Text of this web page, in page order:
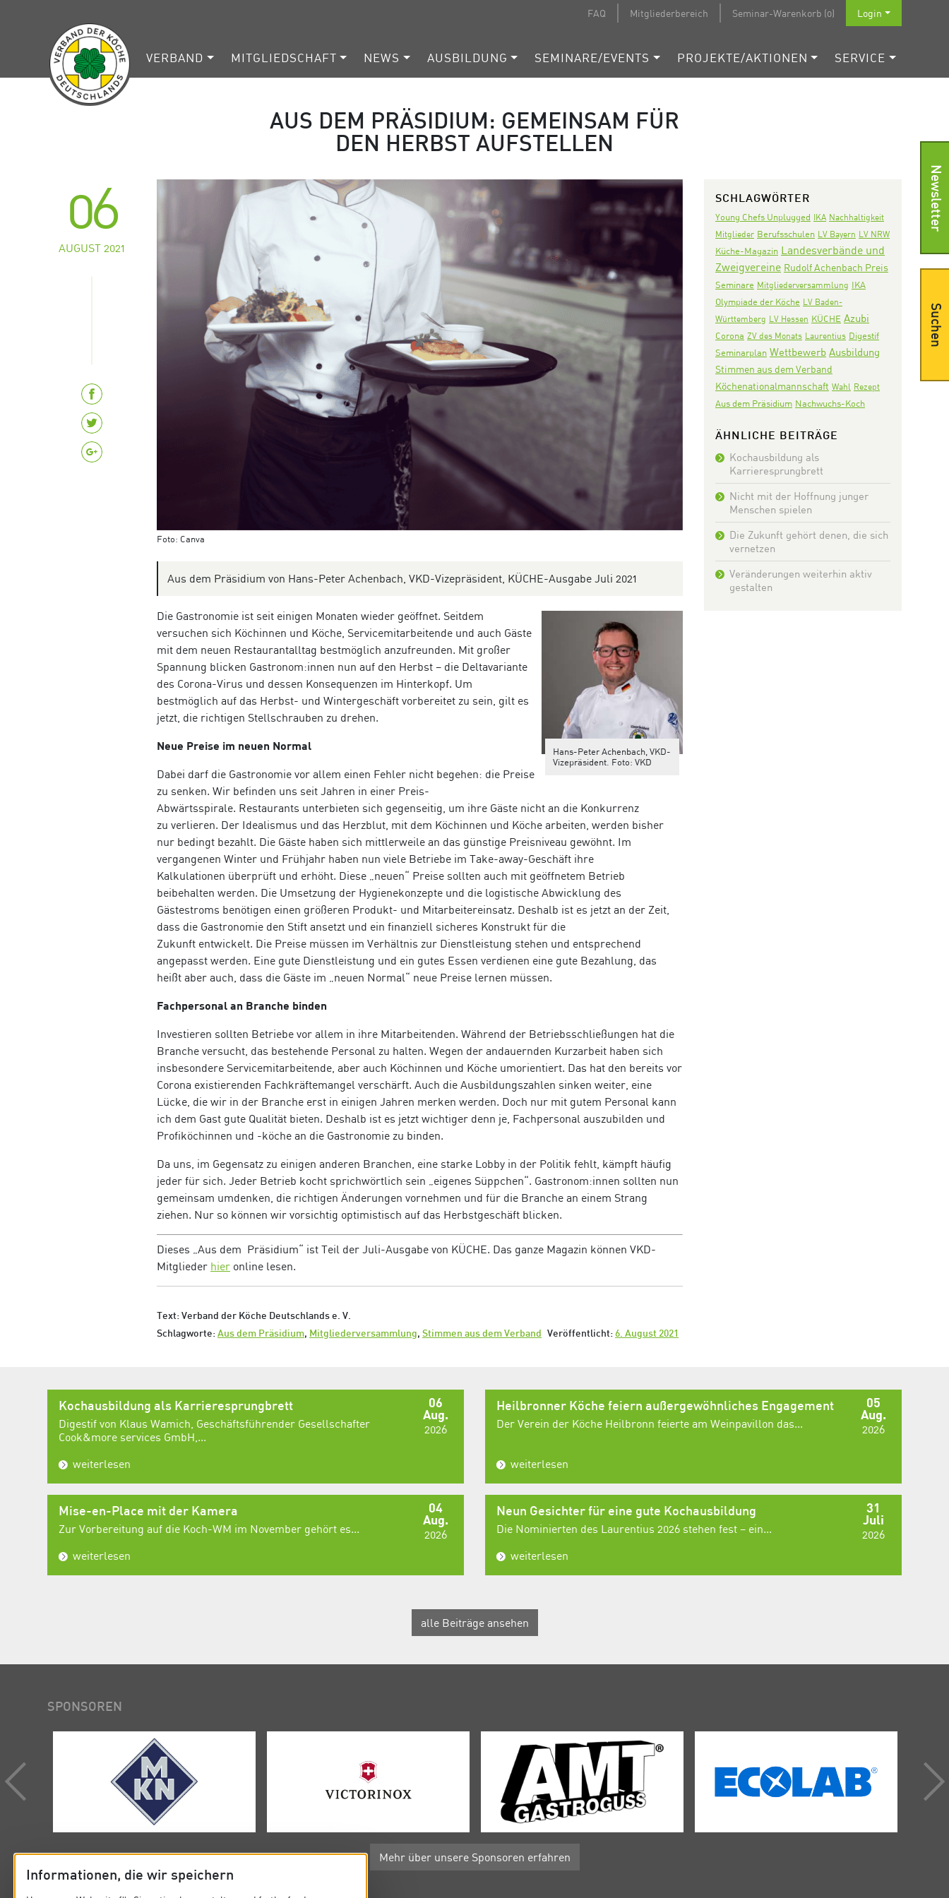
FAQ Mitgliederbereich Seminar-Warenkorb (0) Login
VERBAND MITGLIEDSCHAFT NEWS AUSBILDUNG SEMINARE/EVENTS PROJEKTE/AKTIONEN SERVICE
AUS DEM PRÄSIDIUM: GEMEINSAM FÜR
DEN HERBST AUFSTELLEN
06
AUGUST 2021
Foto: Canva
Aus dem Präsidium von Hans-Peter Achenbach, VKD-Vizepräsident, KÜCHE-Ausgabe Juli 2021
Hans-Peter Achenbach, VKD-
Vizepräsident. Foto: VKD
Die Gastronomie ist seit einigen Monaten wieder geöffnet. Seitdem
versuchen sich Köchinnen und Köche, Servicemitarbeitende und auch Gäste
mit dem neuen Restaurantalltag bestmöglich anzufreunden. Mit großer
Spannung blicken Gastronom:innen nun auf den Herbst – die Deltavariante
des Corona-Virus und dessen Konsequenzen im Hinterkopf. Um
bestmöglich auf das Herbst- und Wintergeschäft vorbereitet zu sein, gilt es
jetzt, die richtigen Stellschrauben zu drehen.
Neue Preise im neuen Normal
Dabei darf die Gastronomie vor allem einen Fehler nicht begehen: die Preise
zu senken. Wir befinden uns seit Jahren in einer Preis-
Abwärtsspirale. Restaurants unterbieten sich gegenseitig, um ihre Gäste nicht an die Konkurrenz
zu verlieren. Der Idealismus und das Herzblut, mit dem Köchinnen und Köche arbeiten, werden bisher
nur bedingt bezahlt. Die Gäste haben sich mittlerweile an das günstige Preisniveau gewöhnt. Im
vergangenen Winter und Frühjahr haben nun viele Betriebe im Take-away-Geschäft ihre
Kalkulationen überprüft und erhöht. Diese „neuen“ Preise sollten auch mit geöffnetem Betrieb
beibehalten werden. Die Umsetzung der Hygienekonzepte und die logistische Abwicklung des
Gästestroms benötigen einen größeren Produkt- und Mitarbeitereinsatz. Deshalb ist es jetzt an der Zeit,
dass die Gastronomie den Stift ansetzt und ein finanziell sicheres Konstrukt für die
Zukunft entwickelt. Die Preise müssen im Verhältnis zur Dienstleistung stehen und entsprechend
angepasst werden. Eine gute Dienstleistung und ein gutes Essen verdienen eine gute Bezahlung, das
heißt aber auch, dass die Gäste im „neuen Normal“ neue Preise lernen müssen.
Fachpersonal an Branche binden
Investieren sollten Betriebe vor allem in ihre Mitarbeitenden. Während der Betriebsschließungen hat die
Branche versucht, das bestehende Personal zu halten. Wegen der andauernden Kurzarbeit haben sich
insbesondere Servicemitarbeitende, aber auch Köchinnen und Köche umorientiert. Das hat den bereits vor
Corona existierenden Fachkräftemangel verschärft. Auch die Ausbildungszahlen sinken weiter, eine
Lücke, die wir in der Branche erst in einigen Jahren merken werden. Doch nur mit gutem Personal kann
ich dem Gast gute Qualität bieten. Deshalb ist es jetzt wichtiger denn je, Fachpersonal auszubilden und
Profiköchinnen und -köche an die Gastronomie zu binden.
Da uns, im Gegensatz zu einigen anderen Branchen, eine starke Lobby in der Politik fehlt, kämpft häufig
jeder für sich. Jeder Betrieb kocht sprichwörtlich sein „eigenes Süppchen“. Gastronom:innen sollten nun
gemeinsam umdenken, die richtigen Änderungen vornehmen und für die Branche an einem Strang
ziehen. Nur so können wir vorsichtig optimistisch auf das Herbstgeschäft blicken.
Dieses „Aus dem Präsidium“ ist Teil der Juli-Ausgabe von KÜCHE. Das ganze Magazin können VKD-
Mitglieder hier online lesen.
Text: Verband der Köche Deutschlands e. V.
Schlagworte: Aus dem Präsidium, Mitgliederversammlung, Stimmen aus dem Verband Veröffentlicht: 6. August 2021
SCHLAGWÖRTER
Young Chefs Unplugged IKA Nachhaltigkeit
Mitglieder Berufsschulen LV Bayern LV NRW
Küche-Magazin Landesverbände und
Zweigvereine Rudolf Achenbach Preis
Seminare Mitgliederversammlung IKA
Olympiade der Köche LV Baden-
Württemberg LV Hessen KÜCHE Azubi
Corona ZV des Monats Laurentius Digestif
Seminarplan Wettbewerb Ausbildung
Stimmen aus dem Verband
Köchenationalmannschaft Wahl Rezept
Aus dem Präsidium Nachwuchs-Koch
ÄHNLICHE BEITRÄGE
Kochausbildung als
Karrieresprungbrett
Nicht mit der Hoffnung junger
Menschen spielen
Die Zukunft gehört denen, die sich
vernetzen
Veränderungen weiterhin aktiv
gestalten
06
Aug.
2026
Kochausbildung als Karrieresprungbrett
Digestif von Klaus Wamich, Geschäftsführender Gesellschafter
Cook&more services GmbH,...
weiterlesen
05
Aug.
2026
Heilbronner Köche feiern außergewöhnliches Engagement
Der Verein der Köche Heilbronn feierte am Weinpavillon das...
weiterlesen
04
Aug.
2026
Mise-en-Place mit der Kamera
Zur Vorbereitung auf die Koch-WM im November gehört es...
weiterlesen
31
Juli
2026
Neun Gesichter für eine gute Kochausbildung
Die Nominierten des Laurentius 2026 stehen fest – ein...
weiterlesen
alle Beiträge ansehen
Newsletter
Suchen
SPONSOREN
Mehr über unsere Sponsoren erfahren
Informationen, die wir speichern